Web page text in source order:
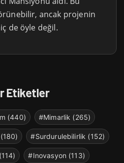
ancak projenin
de öyle değil.
Etiketler
(440) #Mimarlik (265)
#Surdurulebilirlik (152)
#Inovasyon (113)